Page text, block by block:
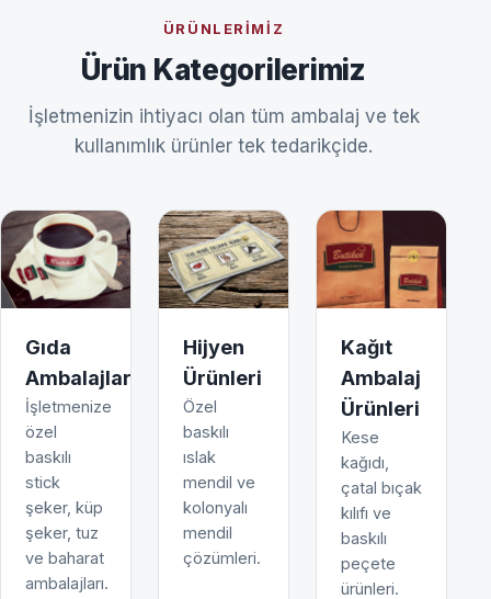
ÜRÜNLERIMIZ
Ürün Kategorilerimiz
İşletmenizin ihtiyacı olan tüm ambalaj ve tek
kullanımlık ürünler tek tedarikçide.
Gıda
Ambalajları
İşletmenize
özel
baskılı
stick
şeker, küp
şeker, tuz
ve baharat
ambalajları.
Hijyen
Ürünleri
Özel
baskılı
ıslak
mendil ve
kolonyalı
mendil
çözümleri.
Kağıt
Ambalaj
Ürünleri
Kese
kağıdı,
çatal bıçak
kılıfı ve
baskılı
peçete
ürünleri.